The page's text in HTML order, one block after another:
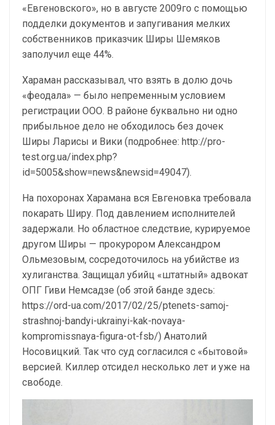
«Евгеновского», но в августе 2009го с помощью
подделки документов и запугивания мелких
собственников приказчик Ширы Шемяков
заполучил еще 44%.
Хараман рассказывал, что взять в долю дочь
«феодала» — было непременным условием
регистрации ООО. В районе буквально ни одно
прибыльное дело не обходилось без дочек
Ширы Ларисы и Вики (подробнее: http://pro-
test.org.ua/index.php?
id=5005&show=news&newsid=49047).
На похоронах Харамана вся Евгеновка требовала
покарать Ширу. Под давлением исполнителей
задержали. Но областное следствие, курируемое
другом Ширы — прокурором Александром
Ольмезовым, сосредоточилось на убийстве из
хулиганства. Защищал убийц «штатный» адвокат
ОПГ Гиви Немсадзе (об этой банде здесь:
https://ord-ua.com/2017/02/25/ptenets-samoj-
strashnoj-bandyi-ukrainyi-kak-novaya-
kompromissnaya-figura-ot-fsb/) Анатолий
Носовицкий. Так что суд согласился с «бытовой»
версией. Киллер отсидел несколько лет и уже на
свободе.